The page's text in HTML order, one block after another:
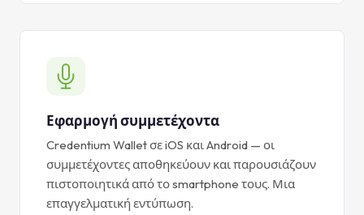
Εφαρμογή συμμετέχοντα
Credentium Wallet σε iOS και Android — οι
συμμετέχοντες αποθηκεύουν και παρουσιάζουν
πιστοποιητικά από το smartphone τους. Μια
επαγγελματική εντύπωση.